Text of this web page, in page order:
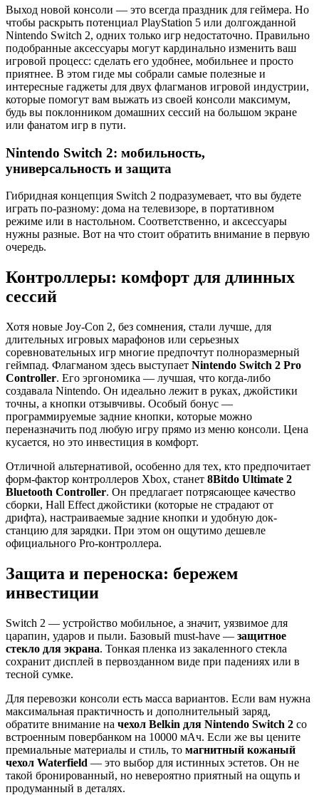
Выход новой консоли — это всегда праздник для геймера. Но
чтобы раскрыть потенциал PlayStation 5 или долгожданной
Nintendo Switch 2, одних только игр недостаточно. Правильно
подобранные аксессуары могут кардинально изменить ваш
игровой процесс: сделать его удобнее, мобильнее и просто
приятнее. В этом гиде мы собрали самые полезные и
интересные гаджеты для двух флагманов игровой индустрии,
которые помогут вам выжать из своей консоли максимум,
будь вы поклонником домашних сессий на большом экране
или фанатом игр в пути.
Nintendo Switch 2: мобильность,
универсальность и защита
Гибридная концепция Switch 2 подразумевает, что вы будете
играть по-разному: дома на телевизоре, в портативном
режиме или в настольном. Соответственно, и аксессуары
нужны разные. Вот на что стоит обратить внимание в первую
очередь.
Контроллеры: комфорт для длинных
сессий
Хотя новые Joy-Con 2, без сомнения, стали лучше, для
длительных игровых марафонов или серьезных
соревновательных игр многие предпочтут полноразмерный
геймпад. Флагманом здесь выступает Nintendo Switch 2 Pro
Controller. Его эргономика — лучшая, что когда-либо
создавала Nintendo. Он идеально лежит в руках, джойстики
точны, а кнопки отзывчивы. Особый бонус —
программируемые задние кнопки, которые можно
переназначить под любую игру прямо из меню консоли. Цена
кусается, но это инвестиция в комфорт.
Отличной альтернативой, особенно для тех, кто предпочитает
форм-фактор контроллеров Xbox, станет 8Bitdo Ultimate 2
Bluetooth Controller. Он предлагает потрясающее качество
сборки, Hall Effect джойстики (которые не страдают от
дрифта), настраиваемые задние кнопки и удобную док-
станцию для зарядки. При этом он ощутимо дешевле
официального Pro-контроллера.
Защита и переноска: бережем
инвестиции
Switch 2 — устройство мобильное, а значит, уязвимое для
царапин, ударов и пыли. Базовый must-have — защитное
стекло для экрана. Тонкая пленка из закаленного стекла
сохранит дисплей в первозданном виде при падениях или в
тесной сумке.
Для перевозки консоли есть масса вариантов. Если вам нужна
максимальная практичность и дополнительный заряд,
обратите внимание на чехол Belkin для Nintendo Switch 2 со
встроенным повербанком на 10000 мАч. Если же вы цените
премиальные материалы и стиль, то магнитный кожаный
чехол Waterfield — это выбор для истинных эстетов. Он не
такой бронированный, но невероятно приятный на ощупь и
продуманный в деталях.